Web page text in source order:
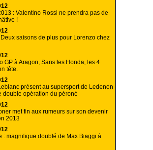
: Valentino Rossi ne prendra pas de
!
Deux saisons de plus pour Lorenzo chez
GP à Aragon, Sans les Honda, les 4
tête.
présent au supersport de Ledenon
double opération du péroné
met fin aux rumeurs sur son devenir
2013
: magnifique doublé de Max Biaggi à